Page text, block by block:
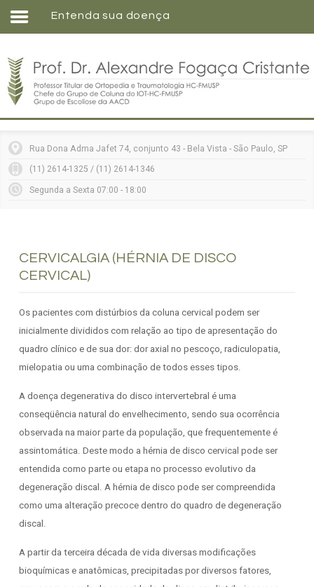
Home
Entenda sua doença
Tratamentos
Vídeos
Consultórios
Entenda sua doença
Rua Dona Adma Jafet 74, conjunto 43 - Bela Vista - São Paulo, SP
(11) 2614-1325 / (11) 2614-1346
Segunda a Sexta 07:00 - 18:00
CERVICALGIA (HÉRNIA DE DISCO
CERVICAL)
Os pacientes com distúrbios da coluna cervical podem ser
inicialmente divididos com relação ao tipo de apresentação do
quadro clínico e de sua dor: dor axial no pescoço, radiculopatia,
mielopatia ou uma combinação de todos esses tipos.
A doença degenerativa do disco intervertebral é uma
conseqüência natural do envelhecimento, sendo sua ocorrência
observada na maior parte da população, que frequentemente é
assintomática. Deste modo a hérnia de disco cervical pode ser
entendida como parte ou etapa no processo evolutivo da
degeneração discal. A hérnia de disco pode ser compreendida
como uma alteração precoce dentro do quadro de degeneração
discal.
A partir da terceira década de vida diversas modificações
bioquímicas e anatômicas, precipitadas por diversos fatores,